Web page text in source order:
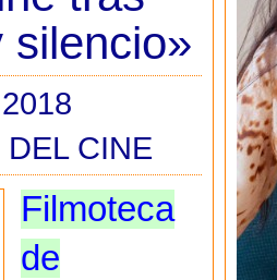
silencio»
CINE
Filmoteca
de